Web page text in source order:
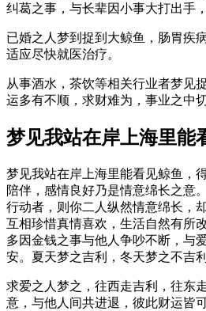
纠葛之事，与长辈因小事大打出手
已婚之人梦到捉到大鲸鱼，肠胃疾
适应尽快就医治疗。
从事酒水，茶饮等相关行业者梦见
运多有不顺，求财难为，事业之中
梦见我站在岸上海里能
梦见我站在岸上海里能看见鲸鱼，
陪伴，感情良好乃是情意绵长之意
行动者，则你二人纵然情意绵长，
互相珍惜真情喜欢，生活自然有所
多因金钱之事与他人争吵不断，与
安。夏天梦之吉利，冬天梦之不吉利
求爱之人梦之，往西走吉利，往东
意，与他人间共进退，彼此财运皆